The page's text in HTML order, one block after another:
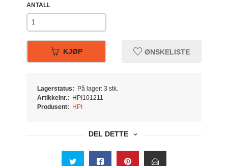
ANTALL
KJØP ØNSKELISTE
Lagerstatus:
På lager: 3 stk.
Artikkelnr.:
HPI101211
Produsent:
HPI
DEL DETTE